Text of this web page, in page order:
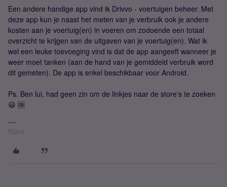
Een andere handige app vind ik Drivvo - voertuigen beheer. Met
deze app kun je naast het meten van je verbruik ook je andere
kosten aan je voertuig(en) in voeren om zodoende een totaal
overzicht te krijgen van de uitgaven van je voertuig(en). Wat ik
wel een leuke toevoeging vind is dat de app aangeeft wanneer je
weer moet tanken (aan de hand van je gemiddeld verbruik word
dit gemeten). De app is enkel beschikbaar voor Android.
Ps. Ben lui, had geen zin om de linkjes naar de store's te zoeken
😃 🆒
Klant